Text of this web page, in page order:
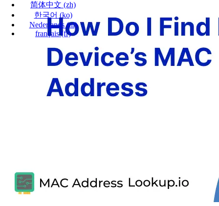
简体中文 (zh)
한국어 (ko)
Nederlands(nl)
français(fr)